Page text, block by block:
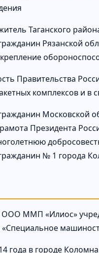
Таганского
Рязанской
Правительства
комплексов и в
Московской
Президента
№ 1 города
ООО ММП «Илиос»
«Специальное
года в городе